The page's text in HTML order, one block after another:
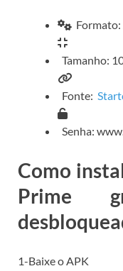
Formato:
Tamanho:
Fonte:
Senha:
Como
Prime
1-Baixe o APK